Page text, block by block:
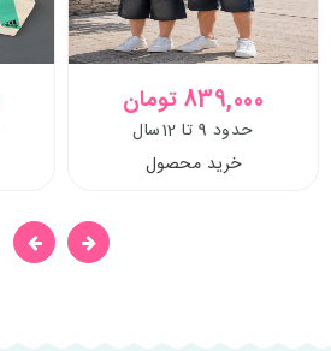
839,000 تومان
حدود 9 تا 12سال
خرید محصول